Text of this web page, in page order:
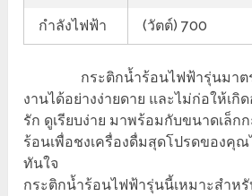
กำลังไฟฟ้า (วัตต์) 700
กระติกน้ำร้อนไฟฟ้ารุ่นมา
งานได้อย่างง่ายดาย และไม่ก่อให้เกิ
รัก ดูเรียบง่าย มาพร้อมกับขนาดเล็
ร้อนเพื่อชงเครื่องดื่มสุดโปรดของคุณ
ทันใจ
กระติกน้ำร้อนไฟฟ้ารุ่นนี้เหมาะสำห